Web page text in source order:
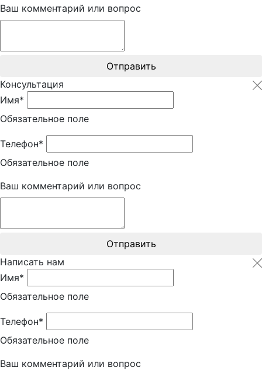
Ваш комментарий или вопрос
Отправить
Консультация
Имя*
Обязательное поле
Телефон*
Обязательное поле
Ваш комментарий или вопрос
Отправить
Написать нам
Имя*
Обязательное поле
Телефон*
Обязательное поле
Ваш комментарий или вопрос